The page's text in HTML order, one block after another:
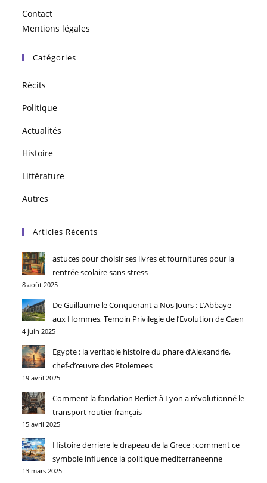
Contact
Mentions légales
Catégories
Récits
Politique
Actualités
Histoire
Littérature
Autres
Articles Récents
astuces pour choisir ses livres et fournitures pour la
rentrée scolaire sans stress
8 août 2025
De Guillaume le Conquerant a Nos Jours : L’Abbaye
aux Hommes, Temoin Privilegie de l’Evolution de Caen
4 juin 2025
Egypte : la veritable histoire du phare d’Alexandrie,
chef-d’œuvre des Ptolemees
19 avril 2025
Comment la fondation Berliet à Lyon a révolutionné le
transport routier français
15 avril 2025
Histoire derriere le drapeau de la Grece : comment ce
symbole influence la politique mediterraneenne
13 mars 2025